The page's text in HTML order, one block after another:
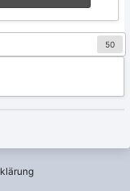
50